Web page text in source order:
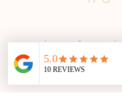
*אפשר לחלק עד 4 תשלומים
ללא ריבית